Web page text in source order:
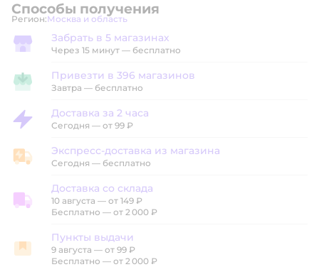
Способы получения
Регион: Выбор адреса доставки.
Москва и область
Забрать в магазине
Забрать в 5 магазинах
Через 15 минут — бесплатно
Привезти в магазин
Привезти в 396 магазинов
Завтра — бесплатно
Доставка за 2 часа
Доставка за 2 часа
Сегодня — от 99 ₽
Экспресс-доставка из магазина
Экспресс-доставка из магазина
Сегодня — бесплатно
Доставка со склада
Доставка со склада
10 августа — от 149 ₽
Бесплатно — от 2 000 ₽
Пункты выдачи
Пункты выдачи
9 августа — от 99 ₽
Бесплатно — от 2 000 ₽